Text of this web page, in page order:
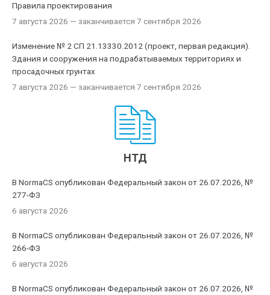
Правила проектирования
7 августа 2026 — заканчивается 7 сентября 2026
Изменение № 2 СП 21.13330.2012 (проект, первая редакция).
Здания и сооружения на подрабатываемых территориях и
просадочных грунтах
7 августа 2026 — заканчивается 7 сентября 2026
НТД
В NormaCS опубликован Федеральный закон от 26.07.2026, №
277-ФЗ
6 августа 2026
В NormaCS опубликован Федеральный закон от 26.07.2026, №
266-ФЗ
6 августа 2026
В NormaCS опубликован Федеральный закон от 26.07.2026, №